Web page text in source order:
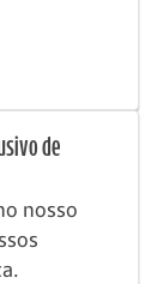
de
nosso